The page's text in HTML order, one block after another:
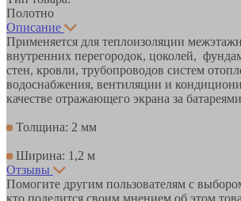
Полотно
Описание
Применяется для теплоизоляции
внутренних перегородок, цоколей,
стен, кровли, трубопроводов систем
водоснабжения, вентиляции и
качестве отражающего экрана за
Толщина: 2 мм
Ширина: 1,2 м
Отзывы
Помогите другим пользователям с
кто поделится своим мнением об этом